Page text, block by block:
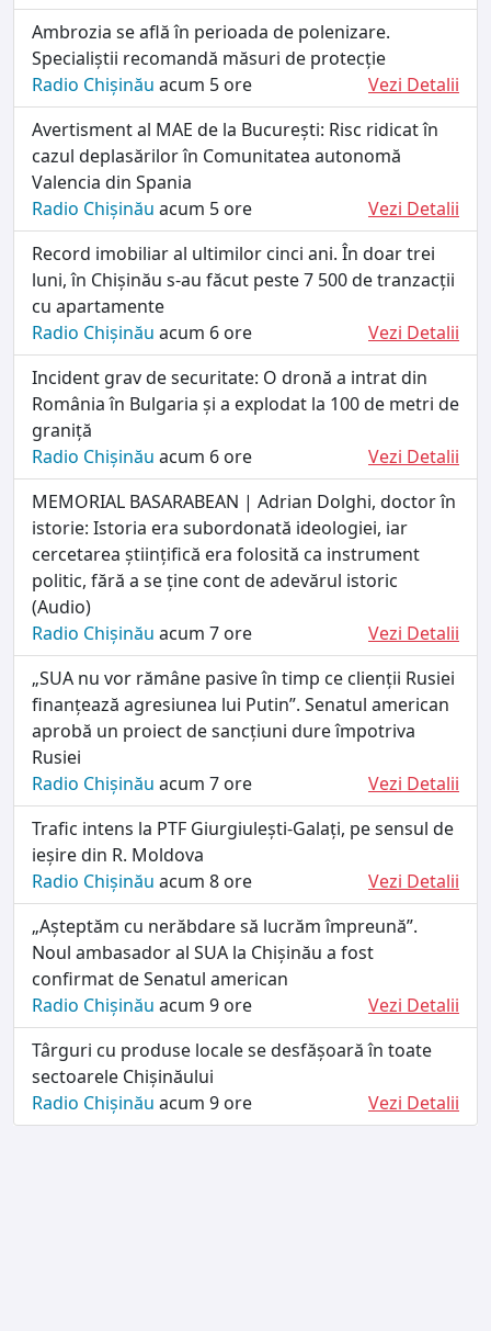
Ambrozia se află în perioada de polenizare.
Specialiștii recomandă măsuri de protecție
Radio Chișinău acum 5 ore
Vezi Detalii
Avertisment al MAE de la București: Risc ridicat în
cazul deplasărilor în Comunitatea autonomă
Valencia din Spania
Radio Chișinău acum 5 ore
Vezi Detalii
Record imobiliar al ultimilor cinci ani. În doar trei
luni, în Chișinău s-au făcut peste 7 500 de tranzacții
cu apartamente
Radio Chișinău acum 6 ore
Vezi Detalii
Incident grav de securitate: O dronă a intrat din
România în Bulgaria și a explodat la 100 de metri de
graniță
Radio Chișinău acum 6 ore
Vezi Detalii
MEMORIAL BASARABEAN | Adrian Dolghi, doctor în
istorie: Istoria era subordonată ideologiei, iar
cercetarea științifică era folosită ca instrument
politic, fără a se ține cont de adevărul istoric
(Audio)
Radio Chișinău acum 7 ore
Vezi Detalii
„SUA nu vor rămâne pasive în timp ce clienții Rusiei
finanțează agresiunea lui Putin”. Senatul american
aprobă un proiect de sancțiuni dure împotriva
Rusiei
Radio Chișinău acum 7 ore
Vezi Detalii
Trafic intens la PTF Giurgiulești-Galați, pe sensul de
ieșire din R. Moldova
Radio Chișinău acum 8 ore
Vezi Detalii
„Așteptăm cu nerăbdare să lucrăm împreună”.
Noul ambasador al SUA la Chișinău a fost
confirmat de Senatul american
Radio Chișinău acum 9 ore
Vezi Detalii
Târguri cu produse locale se desfășoară în toate
sectoarele Chișinăului
Radio Chișinău acum 9 ore Vezi Detalii